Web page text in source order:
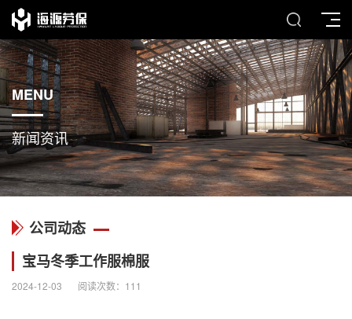
MENU
新闻资讯
公司动态
宝马冬季工作服棉服
2024-12-03 阅读次数： 111